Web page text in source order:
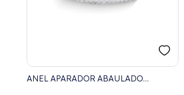
ANEL APARADOR ABAULADO